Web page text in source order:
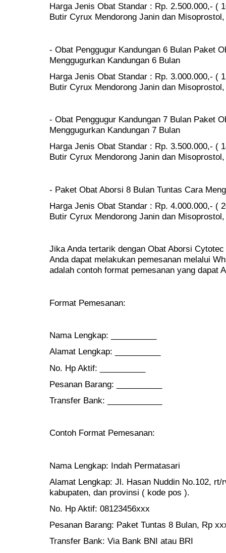
Harga Jenis Obat Standar : Rp. 2.500.000,- (
Butir Cyrux Mendorong Janin dan
- Obat Penggugur Kandungan 6 Bulan Paket
Menggugurkan Kandungan 6 Bulan
Harga Jenis Obat Standar : Rp. 3.000.000,- (
Butir Cyrux Mendorong Janin dan
- Obat Penggugur Kandungan 7 Bulan Paket
Menggugurkan Kandungan 7 Bulan
Harga Jenis Obat Standar : Rp. 3.500.000,- (
Butir Cyrux Mendorong Janin dan
- Paket Obat Aborsi 8 Bulan Tuntas Cara
Harga Jenis Obat Standar : Rp. 4.000.000,- (
Butir Cyrux Mendorong Janin dan
Jika Anda tertarik dengan Obat Aborsi
Anda dapat melakukan pemesanan melalui
adalah contoh format pemesanan yang dapat
Format Pemesanan:
Nama Lengkap: __________
Alamat Lengkap: __________
No. Hp Aktif: __________
Pesanan Barang: __________
Transfer Bank: ____________
Contoh Format Pemesanan:
Nama Lengkap: Indah Permatasari
Alamat Lengkap: Jl. Hasan Nuddin No.102,
kabupaten, dan provinsi ( kode pos ).
No. Hp Aktif: 08123456xxx
Pesanan Barang: Paket Tuntas 8 Bulan, Rp
Transfer Bank: Via Bank BNI atau BRI